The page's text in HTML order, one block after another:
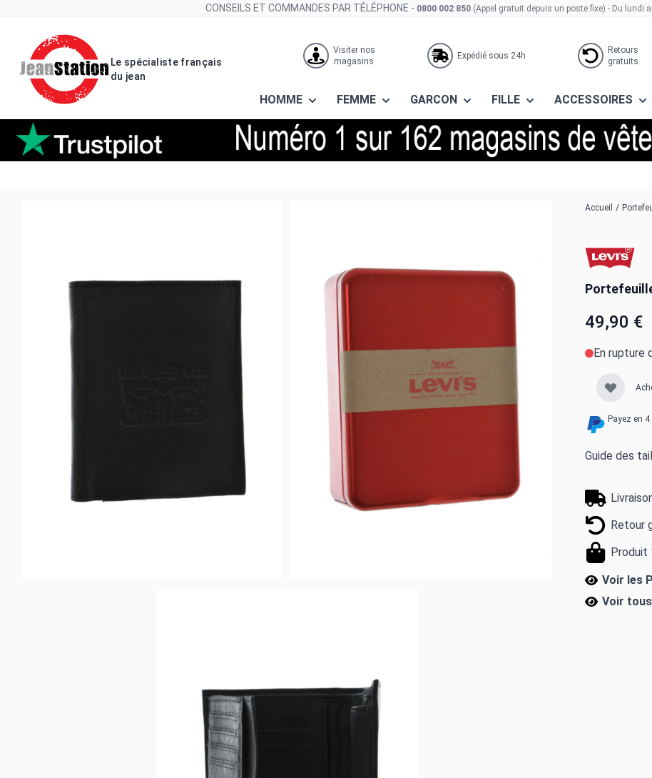
CONSEILS ET COMMANDES PAR TÉLÉPHONE - 0800 002 850 (Appel gratuit depuis un poste fixe) - Du lundi
Le spécialiste français
du jean
Visiter nos
magasins
Expédié sous 24h
Retours
gratuits
HOMME FEMME GARCON FILLE ACCESSOIRES
Accueil /
49,90 €
En rupture
Payez en
Guide des
Retour
Produit
Voir les
Voir